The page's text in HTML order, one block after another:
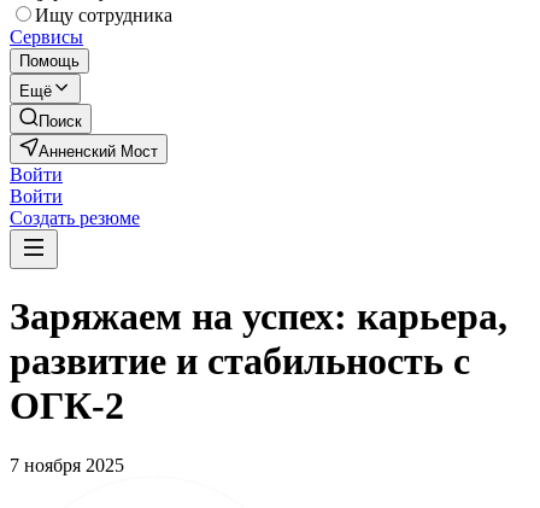
Ищу сотрудника
Сервисы
Помощь
Ещё
Поиск
Анненский Мост
Войти
Войти
Создать резюме
Заряжаем на успех: карьера,
развитие и стабильность c
ОГК-2
7 ноября 2025